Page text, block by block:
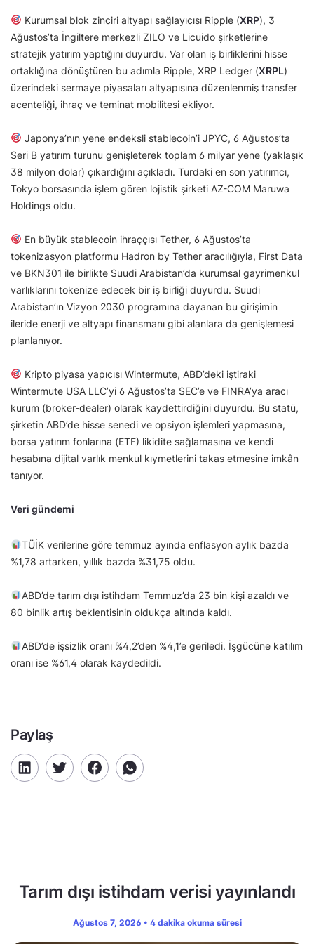
Kurumsal blok zinciri altyapı sağlayıcısı Ripple (XRP), 3
Ağustos’ta İngiltere merkezli ZILO ve Licuido şirketlerine
stratejik yatırım yaptığını duyurdu. Var olan iş birliklerini hisse
ortaklığına dönüştüren bu adımla Ripple, XRP Ledger (XRPL)
üzerindeki sermaye piyasaları altyapısına düzenlenmiş transfer
acenteliği, ihraç ve teminat mobilitesi ekliyor.
Japonya’nın yene endeksli stablecoin’i JPYC, 6 Ağustos’ta
Seri B yatırım turunu genişleterek toplam 6 milyar yene (yaklaşık
38 milyon dolar) çıkardığını açıkladı. Turdaki en son yatırımcı,
Tokyo borsasında işlem gören lojistik şirketi AZ-COM Maruwa
Holdings oldu.
En büyük stablecoin ihraççısı Tether, 6 Ağustos’ta
tokenizasyon platformu Hadron by Tether aracılığıyla, First Data
ve BKN301 ile birlikte Suudi Arabistan’da kurumsal gayrimenkul
varlıklarını tokenize edecek bir iş birliği duyurdu. Suudi
Arabistan’ın Vizyon 2030 programına dayanan bu girişimin
ileride enerji ve altyapı finansmanı gibi alanlara da genişlemesi
planlanıyor.
Kripto piyasa yapıcısı Wintermute, ABD’deki iştiraki
Wintermute USA LLC’yi 6 Ağustos’ta SEC’e ve FINRA’ya aracı
kurum (broker-dealer) olarak kaydettirdiğini duyurdu. Bu statü,
şirketin ABD’de hisse senedi ve opsiyon işlemleri yapmasına,
borsa yatırım fonlarına (ETF) likidite sağlamasına ve kendi
hesabına dijital varlık menkul kıymetlerini takas etmesine imkân
tanıyor.
Veri gündemi
TÜİK verilerine göre temmuz ayında enflasyon aylık bazda
%1,78 artarken, yıllık bazda %31,75 oldu.
ABD’de tarım dışı istihdam Temmuz’da 23 bin kişi azaldı ve
80 binlik artış beklentisinin oldukça altında kaldı.
ABD’de işsizlik oranı %4,2’den %4,1’e geriledi. İşgücüne katılım
oranı ise %61,4 olarak kaydedildi.
Paylaş
Tarım dışı istihdam verisi yayınlandı
Ağustos 7, 2026 • 4 dakika okuma süresi